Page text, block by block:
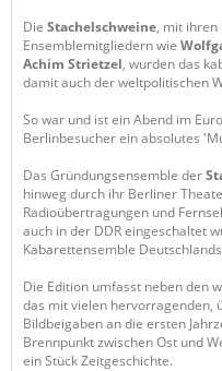
Die Stachelschweine, mit
Ensemblemitgliedern wie
Achim Strietzel, wurden das
damit auch der weltpolitischen
So war und ist ein Abend im
Berlinbesucher ein absolutes
Das Gründungsensemble der
hinweg durch ihr Berliner
Radioübertragungen und
auch in der DDR eingeschaltet
Kabarettensemble
Die Edition umfasst neben den
das mit vielen hervorragenden,
Bildbeigaben an die ersten
Brennpunkt zwischen Ost und
ein Stück Zeitgeschichte.